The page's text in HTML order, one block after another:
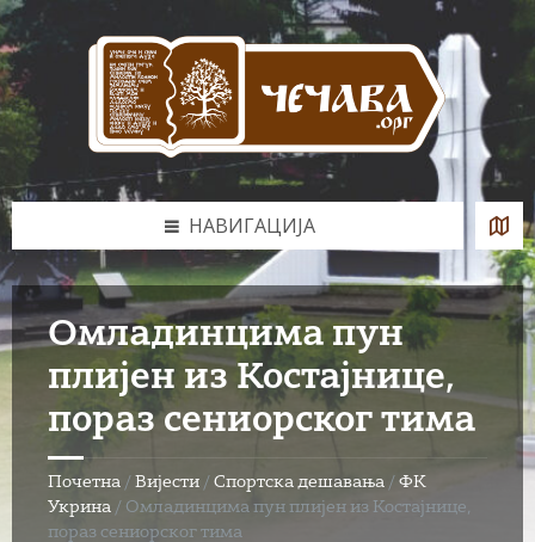
Skip
to
content
Skip
to
left
sidebar
Skip
to
footer
НАВИГАЦИЈА
Омладинцима пун
плијен из Костајнице,
пораз сениорског тима
Почетна / Вијести / Спортска дешавања / ФК
Укрина / Омладинцима пун плијен из Костајнице,
пораз сениорског тима